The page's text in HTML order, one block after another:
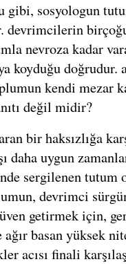
gibi, sosyologun
devrimcilerin
nevroza kadar
koyduğu
kendi mezar
değil midir?
bir haksızlığa
daha uygun
sergilenen tutum
devrimci
getirmek için,
ağır basan yüksek
acısı finali